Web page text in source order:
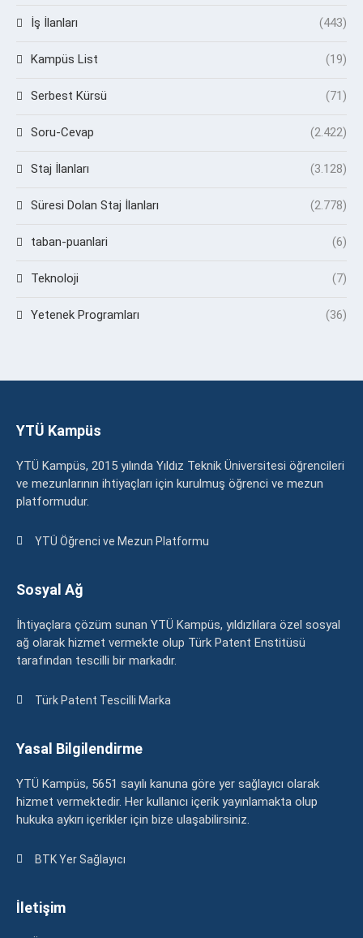
İş İlanları (443)
Kampüs List (19)
Serbest Kürsü (71)
Soru-Cevap (2.422)
Staj İlanları (3.128)
Süresi Dolan Staj İlanları (2.778)
taban-puanlari (6)
Teknoloji (7)
Yetenek Programları (36)
YTÜ Kampüs
YTÜ Kampüs, 2015 yılında Yıldız Teknik Üniversitesi öğrencileri
ve mezunlarının ihtiyaçları için kurulmuş öğrenci ve mezun
platformudur.
YTÜ Öğrenci ve Mezun Platformu
Sosyal Ağ
İhtiyaçlara çözüm sunan YTÜ Kampüs, yıldızlılara özel sosyal
ağ olarak hizmet vermekte olup Türk Patent Enstitüsü
tarafından tescilli bir markadır.
Türk Patent Tescilli Marka
Yasal Bilgilendirme
YTÜ Kampüs, 5651 sayılı kanuna göre yer sağlayıcı olarak
hizmet vermektedir. Her kullanıcı içerik yayınlamakta olup
hukuka aykırı içerikler için bize ulaşabilirsiniz.
BTK Yer Sağlayıcı
İletişim